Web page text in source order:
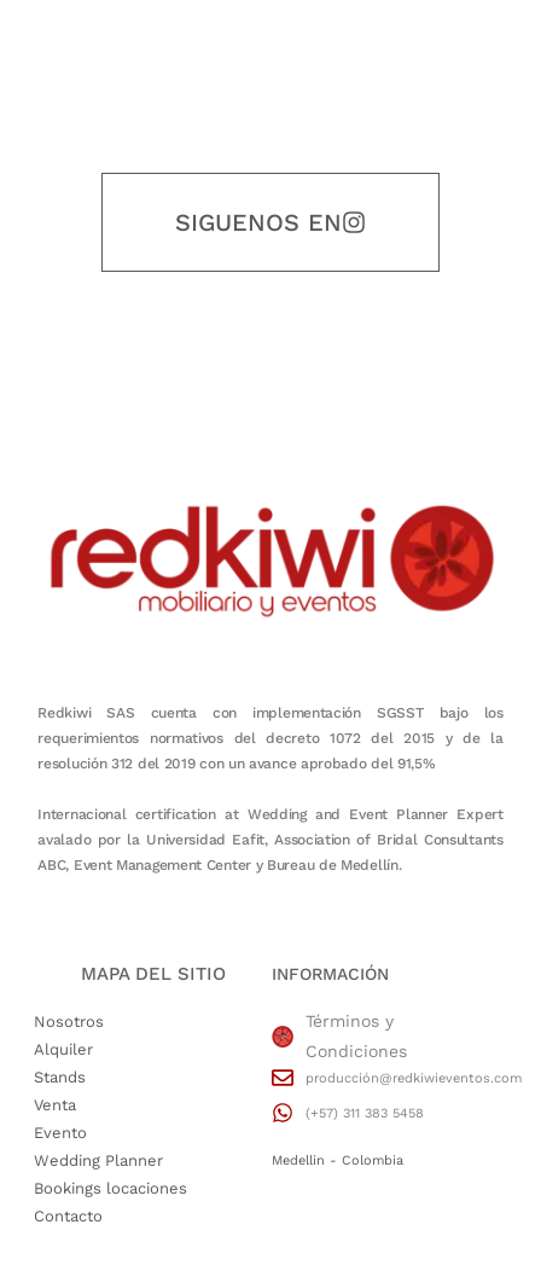
SIGUENOS EN
Redkiwi SAS cuenta con implementación SGSST bajo los
requerimientos normativos del decreto 1072 del 2015 y de la
resolución 312 del 2019 con un avance aprobado del 91,5%
Internacional certification at Wedding and Event Planner Expert
avalado por la Universidad Eafit, Association of Bridal Consultants
ABC, Event Management Center y Bureau de Medellín.
MAPA DEL SITIO
Nosotros
Alquiler
Stands
Venta
Evento
Wedding Planner
Bookings locaciones
Contacto
INFORMACIÓN
Términos y
Condiciones
producción@redkiwieventos.com
(+57) 311 383 5458
Medellin - Colombia